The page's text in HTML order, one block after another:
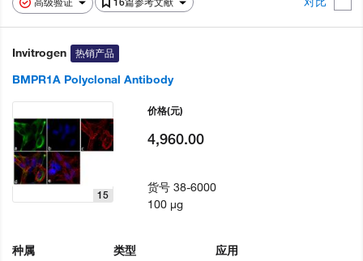
Invitrogen 热销产品
BMPR1A Polyclonal Antibody
15
种属
类型
应用
价格(元)
4,960.00
货号38-6000
100 µg